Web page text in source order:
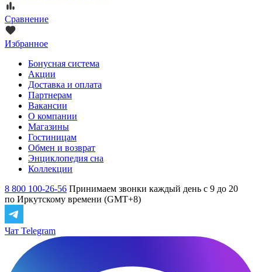
Сравнение
Избранное
Бонусная система
Акции
Доставка и оплата
Партнерам
Вакансии
О компании
Магазины
Гостиницам
Обмен и возврат
Энциклопедия сна
Коллекции
8 800 100-26-56 Принимаем звонки каждый день с 9 до 20
по Иркутскому времени (GMT+8)
Чат Telegram